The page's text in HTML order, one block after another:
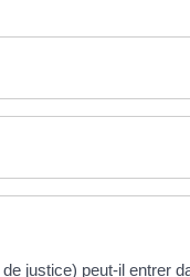
justice) peut-il entrer